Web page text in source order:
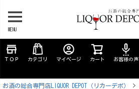
MENU
store
ＴＯＰ カテゴリ
account_circle
マイページ カート
settings_voice
お客様の声
お酒の総合専門店LIQUOR DEPOT（リカーデポ）